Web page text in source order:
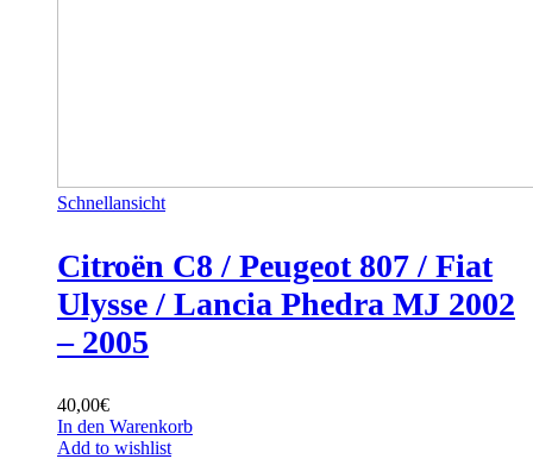
Schnellansicht
Citroën C8 / Peugeot 807 / Fiat
Ulysse / Lancia Phedra MJ 2002
– 2005
40,00€
In den Warenkorb
Add to wishlist